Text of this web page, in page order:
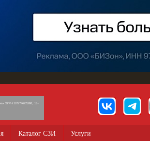
ОГРН 1077746725891, 18+
Каталог СЗИ Услуги